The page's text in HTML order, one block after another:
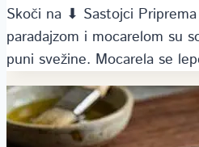
Skoči na ⬇ Sastojci
paradajzom i mocarelom su
puni svežine. Mocarela se